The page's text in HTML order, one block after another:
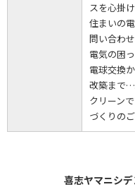
スを心掛け
住まいの
問い合わせ
電気の困
電球交換
改築まで…
クリーン
づくりの
喜志ヤマニシ